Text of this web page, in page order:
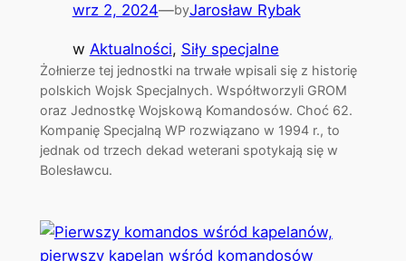
wrz 2, 2024—byJarosław Rybak
w Aktualności, Siły specjalne
Żołnierze tej jednostki na trwałe wpisali się z historię
polskich Wojsk Specjalnych. Współtworzyli GROM
oraz Jednostkę Wojskową Komandosów. Choć 62.
Kompanię Specjalną WP rozwiązano w 1994 r., to
jednak od trzech dekad weterani spotykają się w
Bolesławcu.